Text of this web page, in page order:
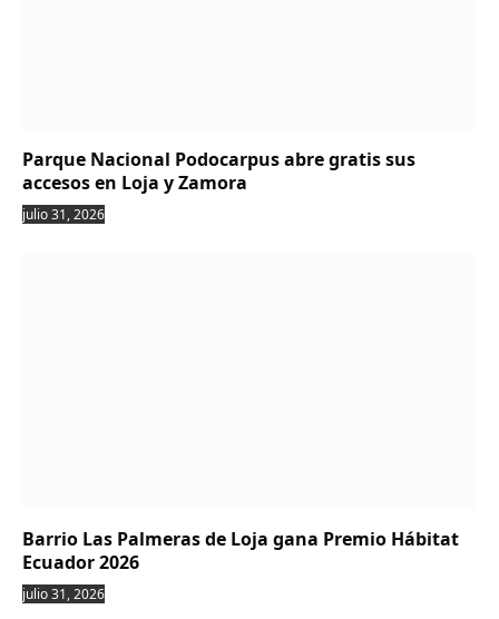
Parque Nacional Podocarpus abre gratis sus
accesos en Loja y Zamora
julio 31, 2026
Barrio Las Palmeras de Loja gana Premio Hábitat
Ecuador 2026
julio 31, 2026